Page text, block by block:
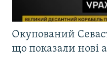
Окупований
що показали нові